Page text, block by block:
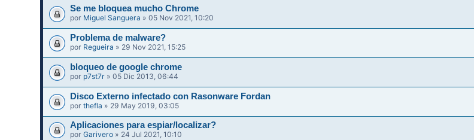
Se me bloquea mucho Chrome
por Miguel Sanguera » 05 Nov 2021, 10:20
Problema de malware?
por Regueira » 29 Nov 2021, 15:25
bloqueo de google chrome
por p7st7r » 05 Dic 2013, 06:44
Disco Externo infectado con Rasonware Fordan
porthefla » 29 May 2019, 03:05
Aplicaciones para espiar/localizar?
porGarivero » 24 Jul 2021, 10:10